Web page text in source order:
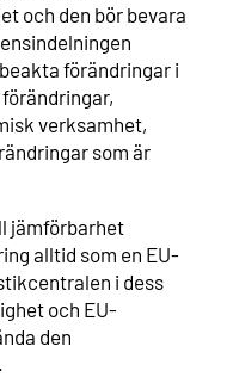
och den bör bevara
förändringar i
verksamhet,
som är
jämförbarhet
alltid som en EU-
i dess
och EU-
den